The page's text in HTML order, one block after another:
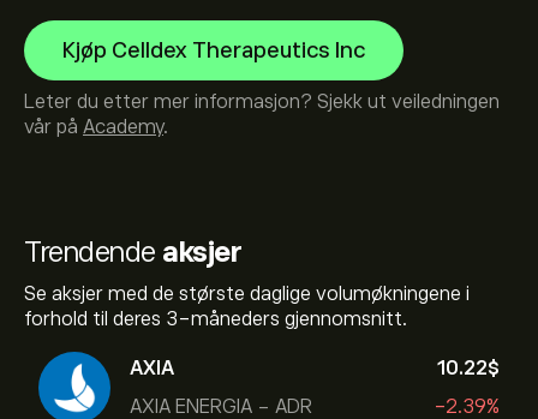
Trendende aksjer
Se aksjer med de største daglige volumøkningene i
forhold til deres 3-måneders gjennomsnitt.
AXIA
AXIA ENERGIA - ADR
10.22‎$‎
-2.39%
Kjøp Celldex Therapeutics Inc
Leter du etter mer informasjon? Sjekk ut veiledningen
vår på Academy.